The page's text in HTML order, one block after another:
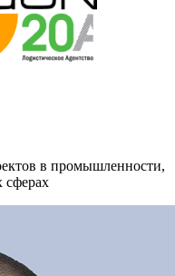
в промышленности,
сферах